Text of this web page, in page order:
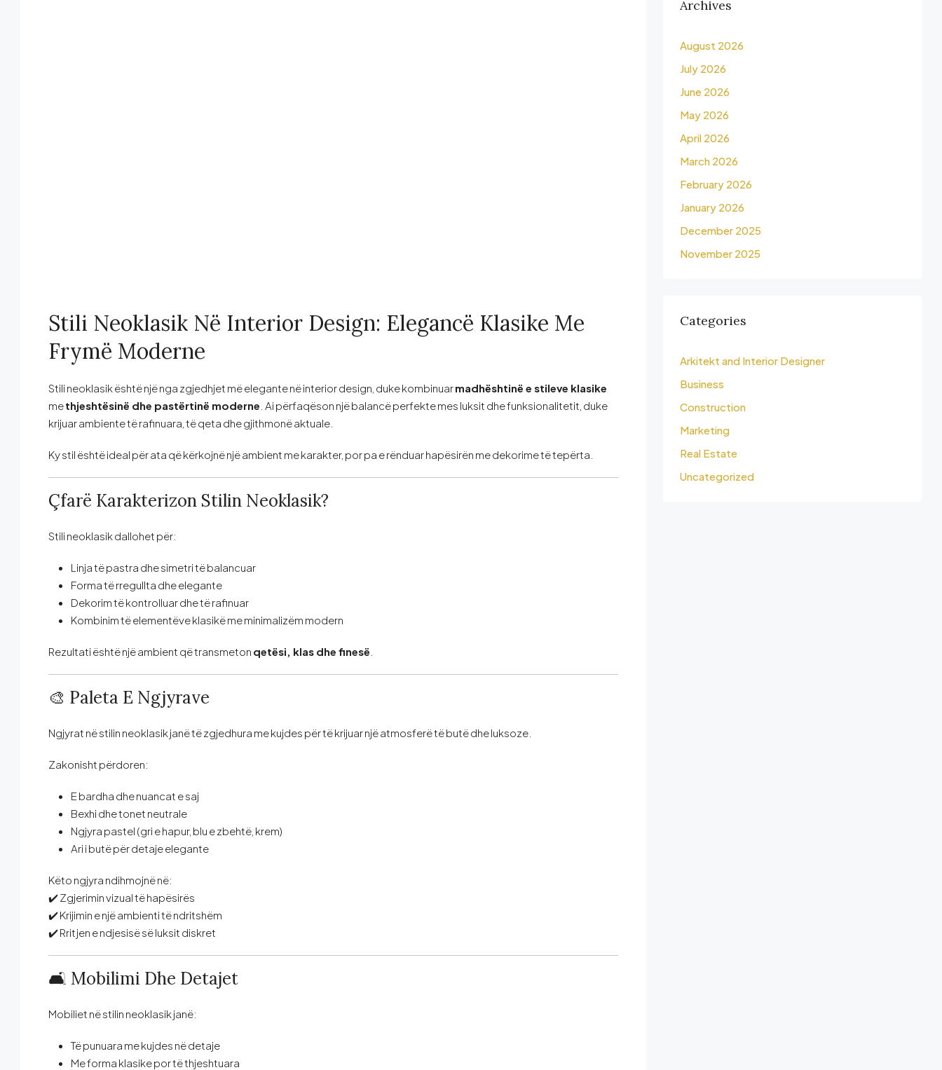
Stili Neoklasik Në Interior Design: Elegancë Klasike Me
Frymë Moderne
Stili neoklasik është një nga zgjedhjet më elegante në interior design, duke kombinuarmadhështinë e stileve klasike
methjeshtësinë dhe pastërtinë moderne . Ai përfaqëson një balancë perfekte mes luksit dhe funksionalitetit, duke
krijuar ambiente të rafinuara, të qeta dhe gjithmonë aktuale.
Ky stil është ideal për ata që kërkojnë një ambient me karakter, por pa e rënduar hapësirën me dekorime të tepërta.
Çfarë Karakterizon Stilin Neoklasik?
Stili neoklasik dallohet për:
Linja të pastra dhe simetri të balancuar
Forma të rregullta dhe elegante
Dekorim të kontrolluar dhe të rafinuar
Kombinim të elementëve klasikë me minimalizëm modern
Rezultati është një ambient që transmeton qetësi, klas dhe finesë
🎨 Paleta E Ngjyrave
Ngjyrat në stilin neoklasik janë të zgjedhura me kujdes për të krijuar një atmosferë të butë dhe luksoze.
Zakonisht përdoren:
E bardha dhe nuancat e saj
Bexhi dhe tonet neutrale
Ngjyra pastel (gri e hapur, blu e zbehtë, krem)
Ari i butë për detaje elegante
Këto ngjyra ndihmojnë në:
✔️ Zgjerimin vizual të hapësirës
✔️ Krijimin e një ambienti të ndritshëm
✔️ Rritjen e ndjesisë së luksit diskret
🛋️ Mobilimi Dhe Detajet
Mobiliet në stilin neoklasik janë:
Të punuara me kujdes në detaje
Me forma klasike por të thjeshtuara
Archives
August 2026
July 2026
June 2026
May 2026
April 2026
March 2026
February 2026
January 2026
December 2025
November 2025
Categories
Arkitekt and Interior Designer
Business
Construction
Marketing
Real Estate
Uncategorized